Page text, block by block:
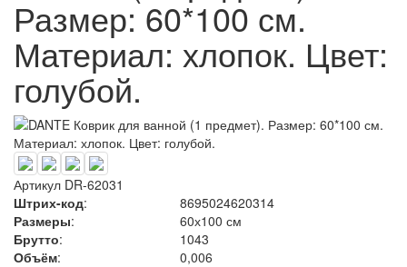
Размер: 60*100 см.
Материал: хлопок. Цвет:
голубой.
Артикул DR-62031
Штрих-код:
8695024620314
Размеры:
60х100 см
Брутто:
1043
Объём: 0,006